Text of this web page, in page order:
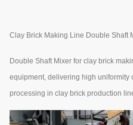
Clay Brick Making Line Double Shaft
Double Shaft Mixer for clay brick
equipment, delivering high uniformity
processing in clay brick production